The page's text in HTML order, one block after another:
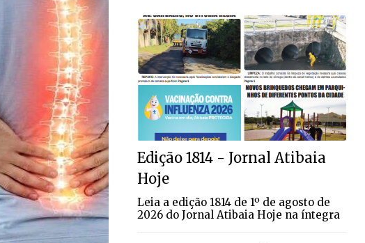
Edição 1814 - Jornal Atibaia
Hoje
Leia a edição 1814 de 1º de agosto de
2026 do Jornal Atibaia Hoje na íntegra